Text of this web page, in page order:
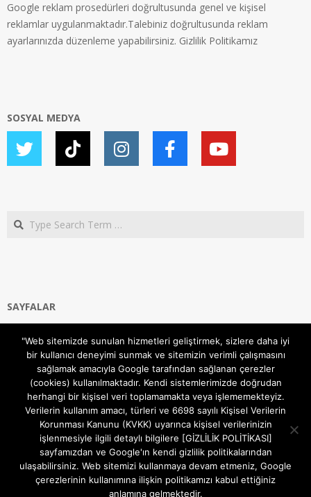
Google reklam prosedürleri doğrultusunda genel ve kişisel
reklamlar uygulanmaktadır.Talebiniz doğrultusunda reklam
ayarlarınızda düzenleme yapabilirsiniz. Gizlilik Politikamız
SOSYAL MEDYA
Search
SAYFALAR
Gizlilik ve Çerezler (Cookies) Politikası
Hakkımızda
İletişim Kanalları
MODEM KURULUM
TEKNİK DESTEK
TELEVİZYON SİSTEMLERİ
"Web sitemizde sunulan hizmetleri geliştirmek, sizlere daha iyi
bir kullanıcı deneyimi sunmak ve sitemizin verimli çalışmasını
sağlamak amacıyla Google tarafından sağlanan çerezler
(cookies) kullanılmaktadır. Kendi sistemlerimizde doğrudan
herhangi bir kişisel veri toplamamakta veya işlememekteyiz.
Verilerin kullanım amacı, türleri ve 6698 sayılı Kişisel Verilerin
Korunması Kanunu (KVKK) uyarınca kişisel verilerinizin
işlenmesiyle ilgili detaylı bilgilere [GİZLİLİK POLİTİKASI]
sayfamızdan ve Google'ın kendi gizlilik politikalarından
ulaşabilirsiniz. Web sitemizi kullanmaya devam etmeniz, Google
çerezlerinin kullanımına ilişkin politikamızı kabul ettiğiniz
anlamına gelmektedir.